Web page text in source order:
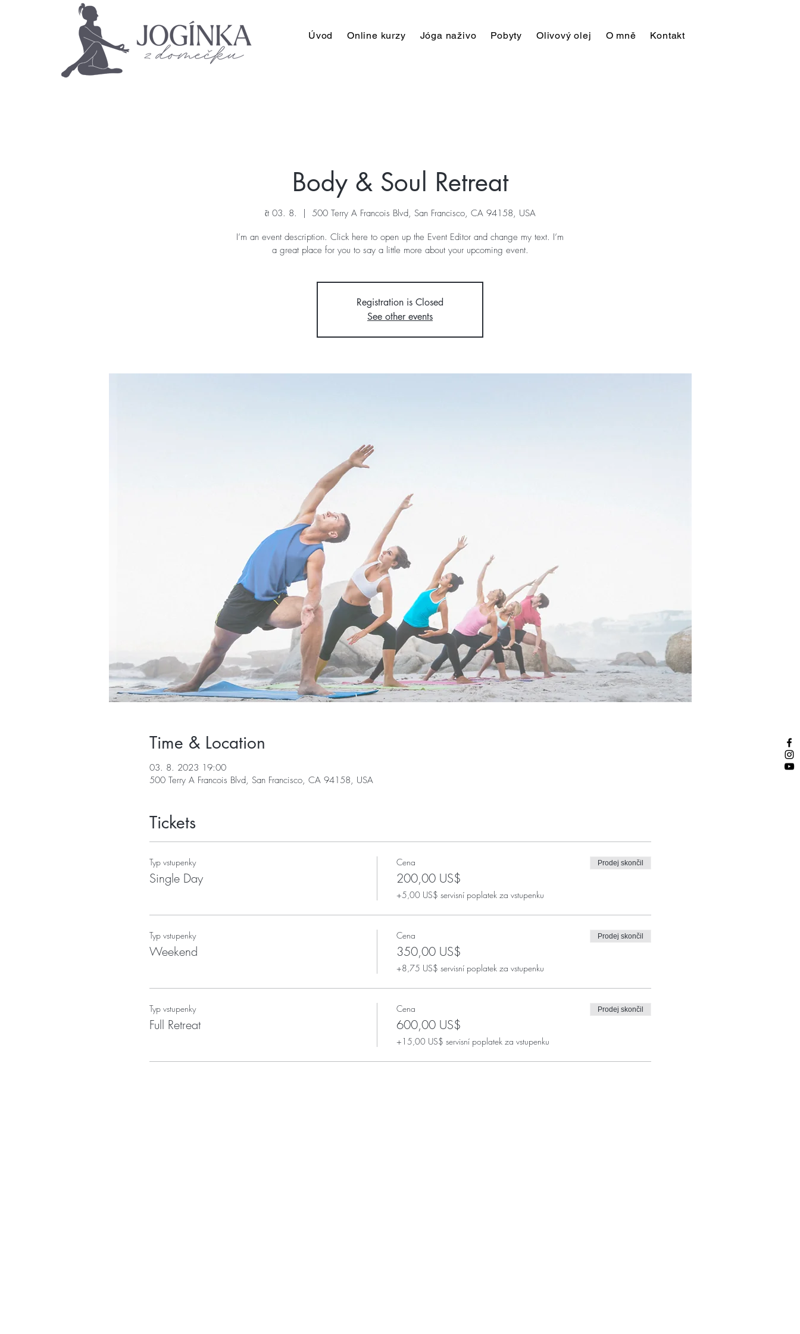
Úvod Online kurzy Jóga naživo Pobyty Olivový olej O mně Kontakt
Body & Soul Retreat
čt 03. 8.
  |
500 Terry A Francois Blvd, San Francisco, CA 94158, USA
I’m an event description. Click here to open up the Event Editor and change my text. I’m
a great place for you to say a little more about your upcoming event.
Registration is Closed
See other events
Time & Location
03. 8. 2023 19:00
500 Terry A Francois Blvd, San Francisco, CA 94158, USA
Tickets
Typ vstupenky
Single Day
Cena
200,00 US$
+5,00 US$ servisní poplatek za vstupenku
Prodej skončil
Typ vstupenky
Weekend
Cena
350,00 US$
+8,75 US$ servisní poplatek za vstupenku
Prodej skončil
Typ vstupenky
Full Retreat
Cena
600,00 US$
+15,00 US$ servisní poplatek za vstupenku
Prodej skončil